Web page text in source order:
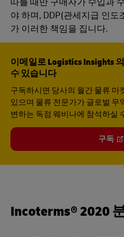
야 하며, DDP(관세지급 인
가 이러한 책임을 집니다.
이메일로 Logistics Insights
수 있습니다
구독하시면 당사의 월간 물류 마
있으며 물류 전문가가 글로벌 무
변하는 독점 웨비나에 참석하실
구독
Incoterms® 2020